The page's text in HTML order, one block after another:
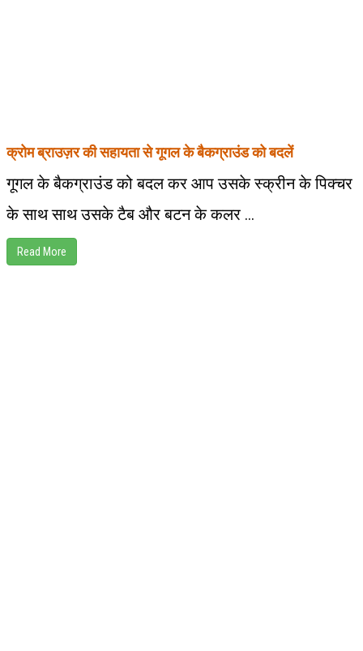
क्रोम ब्राउज़र की सहायता से गूगल के बैकग्राउंड को बदलें
गूगल के बैकग्राउंड को बदल कर आप उसके स्क्रीन के पिक्चर
के साथ साथ उसके टैब और बटन के कलर ...
Read More